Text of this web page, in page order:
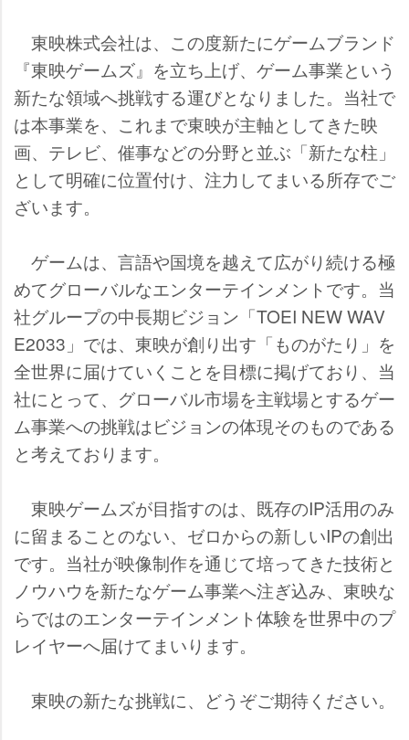
東映株式会社は、この度新たにゲームブランド
『東映ゲームズ』を立ち上げ、ゲーム事業という
新たな領域へ挑戦する運びとなりました。当社で
は本事業を、これまで東映が主軸としてきた映
画、テレビ、催事などの分野と並ぶ「新たな柱」
として明確に位置付け、注力してまいる所存でご
ざいます。
ゲームは、言語や国境を越えて広がり続ける極
めてグローバルなエンターテインメントです。当
社グループの中長期ビジョン「TOEI NEW WAV
E2033」では、東映が創り出す「ものがたり」を
全世界に届けていくことを目標に掲げており、当
社にとって、グローバル市場を主戦場とするゲー
ム事業への挑戦はビジョンの体現そのものである
と考えております。
東映ゲームズが目指すのは、既存のIP活用のみ
に留まることのない、ゼロからの新しいIPの創出
です。当社が映像制作を通じて培ってきた技術と
ノウハウを新たなゲーム事業へ注ぎ込み、東映な
らではのエンターテインメント体験を世界中のプ
レイヤーへ届けてまいります。
東映の新たな挑戦に、どうぞご期待ください。